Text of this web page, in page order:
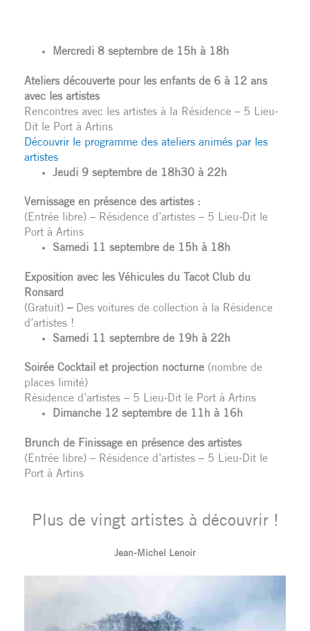
Mercredi 8 septembre de 15h à 18h
Ateliers découverte pour les enfants de 6 à 12 ans
avec les artistes
Rencontres avec les artistes à la Résidence – 5 Lieu-
Dit le Port à Artins
Découvrir le programme des ateliers animés par les
artistes
Jeudi 9 septembre de 18h30 à 22h
Vernissage en présence des artistes :
(Entrée libre) – Résidence d’artistes – 5 Lieu-Dit le
Port à Artins
Samedi 11 septembre de 15h à 18h
Exposition avec les Véhicules du Tacot Club du
Ronsard
(Gratuit) – Des voitures de collection à la Résidence
d’artistes !
Samedi 11 septembre de 19h à 22h
Soirée Cocktail et projection nocturne (nombre de
places limité)
Résidence d’artistes – 5 Lieu-Dit le Port à Artins
Dimanche 12 septembre de 11h à 16h
Brunch de Finissage en présence des artistes
(Entrée libre) – Résidence d’artistes – 5 Lieu-Dit le
Port à Artins
Plus de vingt artistes à découvrir !
Jean-Michel Lenoir